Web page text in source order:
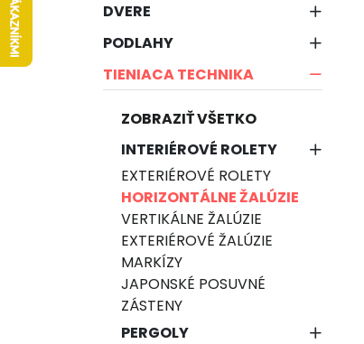
DVERE
PODLAHY
TIENIACA TECHNIKA
ZOBRAZIŤ VŠETKO
INTERIÉROVÉ ROLETY
EXTERIÉROVÉ ROLETY
HORIZONTÁLNE ŽALÚZIE
VERTIKÁLNE ŽALÚZIE
EXTERIÉROVÉ ŽALÚZIE
MARKÍZY
JAPONSKÉ POSUVNÉ
ZÁSTENY
PERGOLY